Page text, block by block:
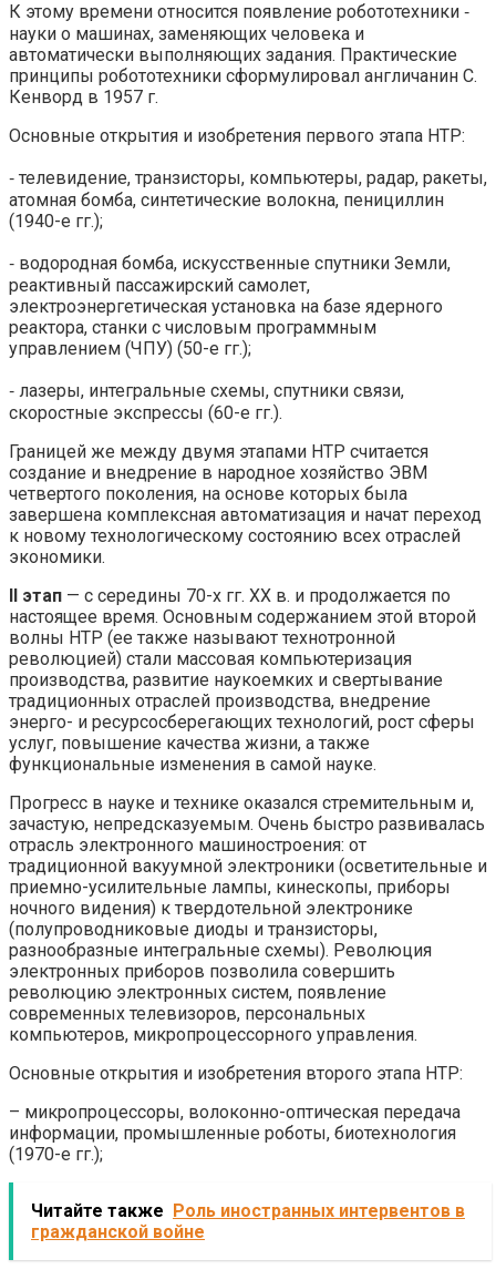
К этому времени относится появление робототехники ‑
науки о машинах, заменяющих человека и
автоматически выполняющих задания. Практические
принципы робототехники сформулировал англичанин С.
Кенворд в 1957 г.
Основные открытия и изобретения первого этапа НТР:
‑ телевидение, транзисторы, компьютеры, радар, ракеты,
атомная бомба, синтетические волокна, пенициллин
(1940-е гг.);
‑ водородная бомба, искусственные спутники Земли,
реактивный пассажирский самолет,
электроэнергетическая установка на базе ядерного
реактора, станки с числовым программным
управлением (ЧПУ) (50-е гг.);
‑ лазеры, интегральные схемы, спутники связи,
скоростные экспрессы (60-е гг.).
Границей же между двумя этапами НТР считается
создание и внедрение в народное хозяйство ЭВМ
четвертого поколения, на основе которых была
завершена комплексная автоматизация и начат переход
к новому технологическому состоянию всех отраслей
экономики.
II этап — с середины 70-х гг. ХХ в. и продолжается по
настоящее время. Основным содержанием этой второй
волны НТР (ее также называют технотронной
революцией) стали массовая компьютеризация
производства, развитие наукоемких и свертывание
традиционных отраслей производства, внедрение
энерго- и ресурсосберегающих технологий, рост сферы
услуг, повышение качества жизни, а также
функциональные изменения в самой науке.
Прогресс в науке и технике оказался стремительным и,
зачастую, непредсказуемым. Очень быстро развивалась
отрасль электронного машиностроения: от
традиционной вакуумной электроники (осветительные и
приемно-усилительные лампы, кинескопы, приборы
ночного видения) к твердотельной электронике
(полупроводниковые диоды и транзисторы,
разнообразные интегральные схемы). Революция
электронных приборов позволила совершить
революцию электронных систем, появление
современных телевизоров, персональных
компьютеров, микропроцессорного управления.
Основные открытия и изобретения второго этапа НТР:
– микропроцессоры, волоконно-оптическая передача
информации, промышленные роботы, биотехнология
(1970-е гг.);
Читайте также Роль иностранных интервентов в
гражданской войне